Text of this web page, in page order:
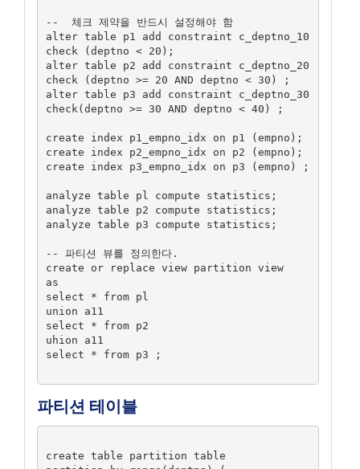
--  체크 제약을 반드시 설정해야 함
alter table p1 add constraint c_deptno_10
check (deptno < 20);
alter table p2 add constraint c_deptno_20
check (deptno >= 20 AND deptno < 30) ;
alter table p3 add constraint c_deptno_30
check(deptno >= 30 AND deptno < 40) ;
create index p1_empno_idx on p1 (empno);
create index p2_empno_idx on p2 (empno);
create index p3_empno_idx on p3 (empno) ;
analyze table pl compute statistics;
analyze table p2 compute statistics;
analyze table p3 compute statistics;
-- 파티션 뷰를 정의한다.
create or replace view partition view
as
select * from pl
union a11
select * from p2
uhion a11
select * from p3 ;
파티션 테이블
create table partition table